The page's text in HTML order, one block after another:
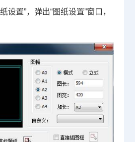
设置”，弹出“图纸设置”窗口，